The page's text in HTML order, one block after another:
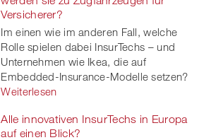
twitt
er
Versicherer?
Im einen wie im anderen Fall, welche
Rolle spielen dabei InsurTechs – und
Unternehmen wie Ikea, die auf
Embedded-Insurance-Modelle setzen?
Weiterlesen
Alle innovativen InsurTechs in Europa
auf einen Blick?